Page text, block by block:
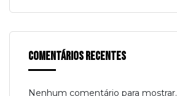
Comentários Recentes
Nenhum comentário para mostrar.